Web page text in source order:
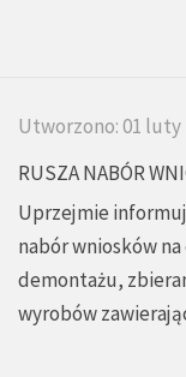
Utworzono: 01 luty
RUSZA NABÓR
Uprzejmie
nabór wniosków
demontażu,
wyrobów